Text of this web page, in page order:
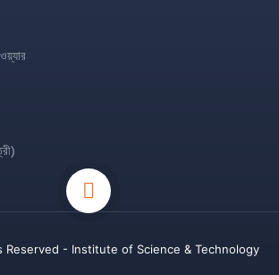
Reserved - Institute of Science & Technology